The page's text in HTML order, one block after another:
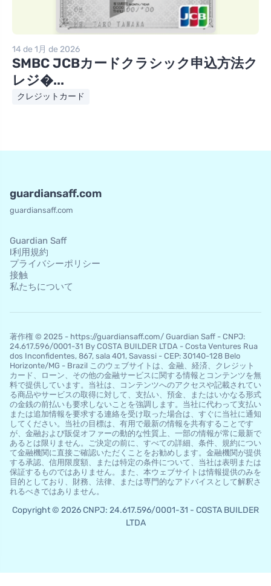
14 de 1月 de 2026
SMBC JCBカードクラシック申込方法ク
レジ�...
クレジットカード
guardiansaff.com
guardiansaff.com
Guardian Saff
l利用規約
プライバシーポリシー
接触
私たちについて
著作権 © 2025 - https://guardiansaff.com/ Guardian Saff - CNPJ:
24.617.596/0001-31 By COSTA BUILDER LTDA - Costa Ventures Rua
dos Inconfidentes, 867, sala 401, Savassi - CEP: 30140-128 Belo
Horizo​​nte/MG - Brazil このウェブサイトは、金融、経済、クレジット
カード、ローン、その他の金融サービスに関する情報とコンテンツを無
料で提供しています。当社は、コンテンツへのアクセスや記載されてい
る商品やサービスの取得に対して、支払い、預金、またはいかなる形式
の金銭の前払いも要求しないことを強調します。当社に代わって支払い
または追加情報を要求する連絡を受け取った場合は、すぐに当社に通知
してください。当社の目標は、有用で最新の情報を共有することです
が、金融および販促オファーの動的な性質上、一部の情報が常に最新で
あるとは限りません。ご決定の前に、すべての詳細、条件、規約につい
て金融機関に直接ご確認いただくことをお勧めします。金融機関が提供
する承認、信用限度額、または特定の条件について、当社は表明または
保証するものではありません。また、本ウェブサイトは情報提供のみを
目的としており、財務、法律、または専門的なアドバイスとして解釈さ
れるべきではありません。
Copyright © 2026 CNPJ: 24.617.596/0001-31 - COSTA BUILDER
LTDA